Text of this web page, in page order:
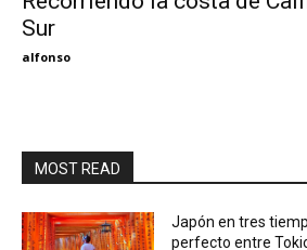
Sur
alfonso
MOST READ
Japón en tres
perfecto entre